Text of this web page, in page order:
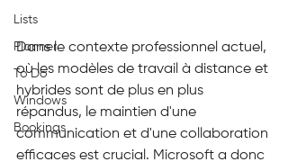
Lists
Planner
To Do
Windows
Bookings
Dans le contexte professionnel actuel,
où les modèles de travail à distance et
hybrides sont de plus en plus
répandus, le maintien d'une
communication et d'une collaboration
efficaces est crucial. Microsoft a donc